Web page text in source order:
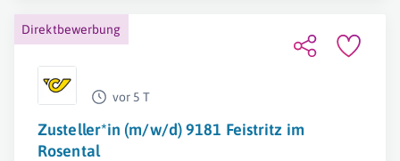
Direktbewerbung
vor 5 T
Zusteller*in (m/w/d) 9181 Feistritz im
Rosental